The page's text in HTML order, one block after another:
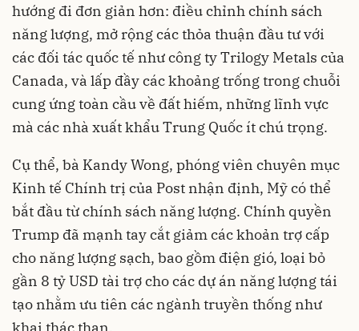
hướng đi đơn giản hơn: điều chỉnh chính sách
năng lượng, mở rộng các thỏa thuận đầu tư với
các đối tác quốc tế như công ty Trilogy Metals của
Canada, và lấp đầy các khoảng trống trong chuỗi
cung ứng toàn cầu về đất hiếm, những lĩnh vực
mà các nhà xuất khẩu Trung Quốc ít chú trọng.
Cụ thể, bà Kandy Wong, phóng viên chuyên mục
Kinh tế Chính trị của Post nhận định, Mỹ có thể
bắt đầu từ chính sách năng lượng. Chính quyền
Trump đã mạnh tay cắt giảm các khoản trợ cấp
cho năng lượng sạch, bao gồm điện gió, loại bỏ
gần 8 tỷ USD tài trợ cho các dự án năng lượng tái
tạo nhằm ưu tiên các ngành truyền thống như
khai thác than.